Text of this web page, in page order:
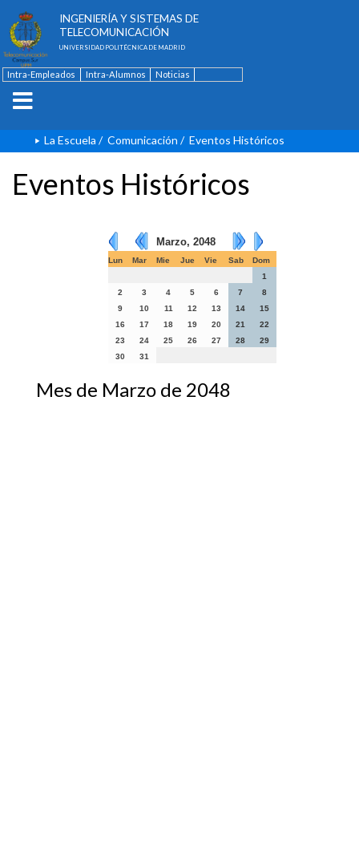
INGENIERÍA Y SISTEMAS DE
TELECOMUNICACIÓN
UNIVERSIDAD POLITÉCNICA DE MADRID
Intra-Empleados Intra-Alumnos
Noticias
La Escuela / Comunicación / Eventos Históricos
Eventos Históricos
Marzo, 2048
Lun Mar Mie Jue Vie Sab
Dom
1
2
3 4 5 6 7
8
9
10 11 12 13 14
15
16
17 18 19 20 21
22
23
24 25 26 27 28
29
30
31
Mes de Marzo de 2048